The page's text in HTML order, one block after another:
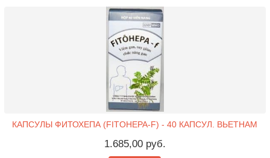
КАПСУЛЫ ФИТОХЕПА (FITOHEPA-F) - 40 КАПСУЛ. ВЬЕТНАМ
1.685,00 руб.